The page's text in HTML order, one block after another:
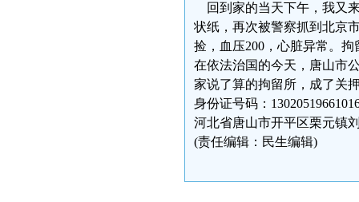
回到家的当天下午，我又
状纸，再次被警察抓到北京
捡，血压200，心脏异常。
在依法治国的今天，唐山市
家说了算的拘留所，成了关
身份证号码：
河北省唐山市开平区栗元镇
(责任编辑：民生编辑)